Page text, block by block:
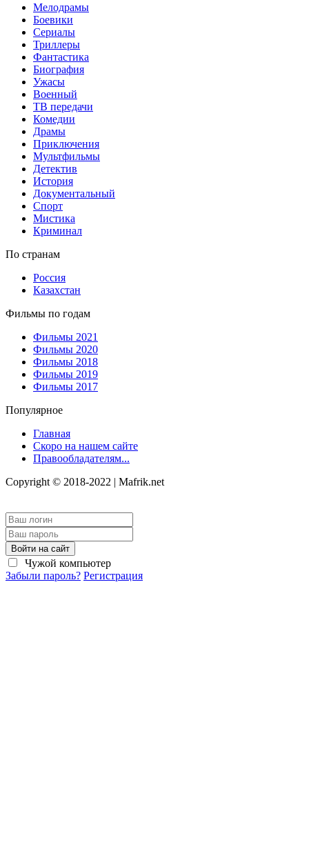
Мелодрамы
Боевики
Сериалы
Триллеры
Фантастика
Биография
Ужасы
Военный
ТВ передачи
Комедии
Драмы
Приключения
Мультфильмы
Детектив
История
Документальный
Спорт
Мистика
Криминал
По странам
Россия
Казахстан
Фильмы по годам
Фильмы 2021
Фильмы 2020
Фильмы 2018
Фильмы 2019
Фильмы 2017
Популярное
Главная
Скоро на нашем сайте
Правообладателям...
Copyright © 2018-2022 | Mafrik.net
Войти на сайт
Чужой компьютер
Забыли пароль? Регистрация